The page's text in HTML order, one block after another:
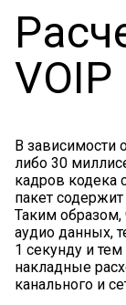
VOIP
В зависимости
либо 30
кадров кодека
пакет
Таким
аудио данных,
1 секунду и
накладные
канального и